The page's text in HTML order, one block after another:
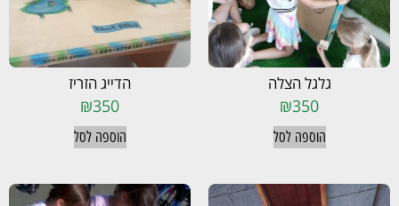
גלגל הצלה
₪350
הוספה לסל
הדייג הזריז
₪350
הוספה לסל